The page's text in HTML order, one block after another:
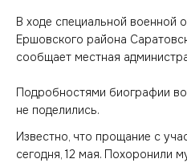
В ходе специальной военной
Ершовского района
сообщает местная
Подробностями биографии
не поделились.
Известно, что прощание с
сегодня, 12 мая. Похоронили